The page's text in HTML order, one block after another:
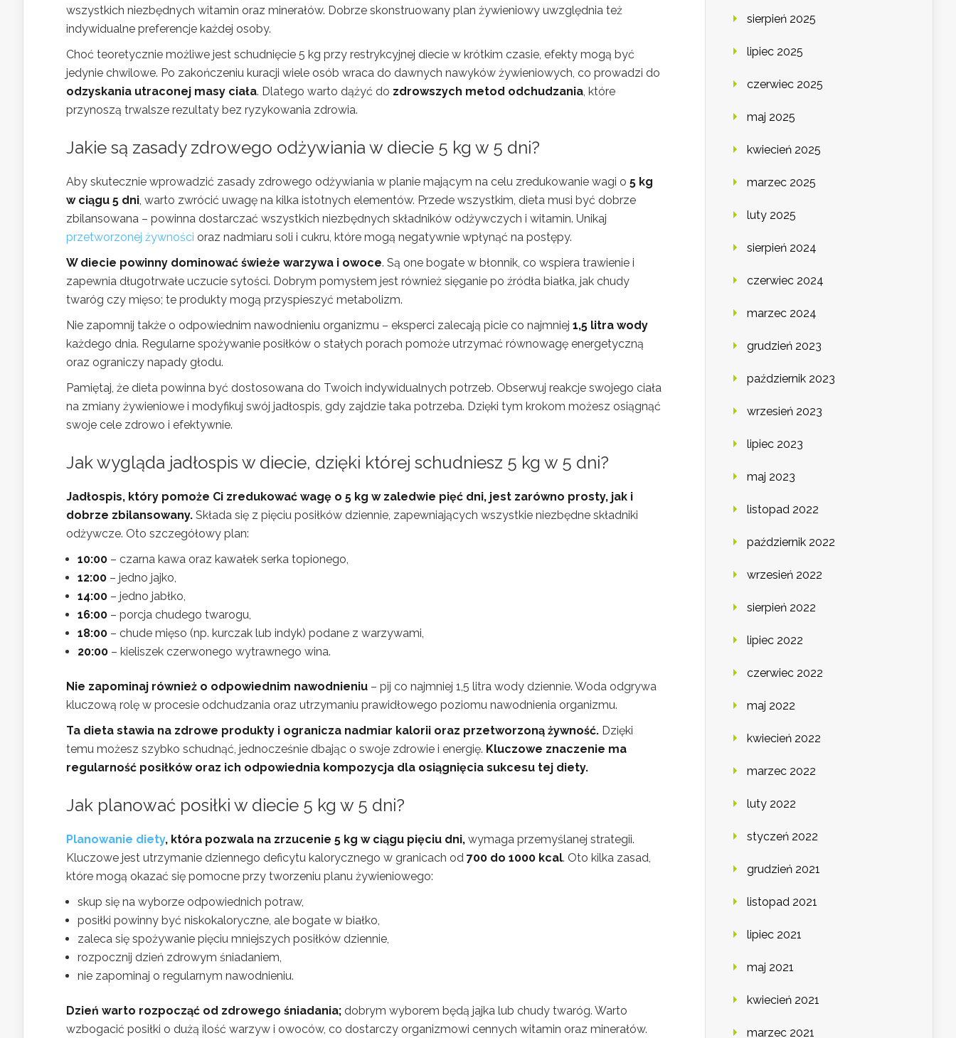
wszystkich niezbędnych witamin oraz minerałów. Dobrze skonstruowany plan żywieniowy uwzględnia też
indywidualne preferencje każdej osoby.
Choć teoretycznie możliwe jest schudnięcie 5 kg przy restrykcyjnej diecie w krótkim czasie, efekty mogą być
jedynie chwilowe. Po zakończeniu kuracji wiele osób wraca do dawnych nawyków żywieniowych, co prowadzi do
odzyskania utraconej masy ciała. Dlatego warto dążyć do zdrowszych metod odchudzania, które
przynoszą trwalsze rezultaty bez ryzykowania zdrowia.
Jakie są zasady zdrowego odżywiania w diecie 5 kg w 5 dni?
Aby skutecznie wprowadzić zasady zdrowego odżywiania w planie mającym na celu zredukowanie wagi o 5 kg
w ciągu 5 dni, warto zwrócić uwagę na kilka istotnych elementów. Przede wszystkim, dieta musi być dobrze
zbilansowana – powinna dostarczać wszystkich niezbędnych składników odżywczych i witamin. Unikaj
przetworzonej żywności oraz nadmiaru soli i cukru, które mogą negatywnie wpłynąć na postępy.
W diecie powinny dominować świeże warzywa i owoce. Są one bogate w błonnik, co wspiera trawienie i
zapewnia długotrwałe uczucie sytości. Dobrym pomysłem jest również sięganie po źródła białka, jak chudy
twaróg czy mięso; te produkty mogą przyspieszyć metabolizm.
Nie zapomnij także o odpowiednim nawodnieniu organizmu – eksperci zalecają picie co najmniej 1,5 litra wody
każdego dnia. Regularne spożywanie posiłków o stałych porach pomoże utrzymać równowagę energetyczną
oraz ograniczy napady głodu.
Pamiętaj, że dieta powinna być dostosowana do Twoich indywidualnych potrzeb. Obserwuj reakcje swojego ciała
na zmiany żywieniowe i modyfikuj swój jadłospis, gdy zajdzie taka potrzeba. Dzięki tym krokom możesz osiągnąć
swoje cele zdrowo i efektywnie.
Jak wygląda jadłospis w diecie, dzięki której schudniesz 5 kg w 5 dni?
Jadłospis, który pomoże Ci zredukować wagę o 5 kg w zaledwie pięć dni, jest zarówno prosty, jak i
dobrze zbilansowany. Składa się z pięciu posiłków dziennie, zapewniających wszystkie niezbędne składniki
odżywcze. Oto szczegółowy plan:
10:00 – czarna kawa oraz kawałek serka topionego,
12:00 – jedno jajko,
14:00 – jedno jabłko,
16:00 – porcja chudego twarogu,
18:00 – chude mięso (np. kurczak lub indyk) podane z warzywami,
20:00 – kieliszek czerwonego wytrawnego wina.
Nie zapominaj również o odpowiednim nawodnieniu – pij co najmniej 1,5 litra wody dziennie. Woda odgrywa
kluczową rolę w procesie odchudzania oraz utrzymaniu prawidłowego poziomu nawodnienia organizmu.
Ta dieta stawia na zdrowe produkty i ogranicza nadmiar kalorii oraz przetworzoną żywność. Dzięki
temu możesz szybko schudnąć, jednocześnie dbając o swoje zdrowie i energię. Kluczowe znaczenie ma
regularność posiłków oraz ich odpowiednia kompozycja dla osiągnięcia sukcesu tej diety.
Jak planować posiłki w diecie 5 kg w 5 dni?
Planowanie diety, która pozwala na zrzucenie 5 kg w ciągu pięciu dni, wymaga przemyślanej strategii.
Kluczowe jest utrzymanie dziennego deficytu kalorycznego w granicach od 700 do 1000 kcal. Oto kilka zasad,
które mogą okazać się pomocne przy tworzeniu planu żywieniowego:
skup się na wyborze odpowiednich potraw,
posiłki powinny być niskokaloryczne, ale bogate w białko,
zaleca się spożywanie pięciu mniejszych posiłków dziennie,
rozpocznij dzień zdrowym śniadaniem,
nie zapominaj o regularnym nawodnieniu.
Dzień warto rozpocząć od zdrowego śniadania; dobrym wyborem będą jajka lub chudy twaróg. Warto
wzbogacić posiłki o dużą ilość warzyw i owoców, co dostarczy organizmowi cennych witamin oraz minerałów.
sierpień 2025
lipiec 2025
czerwiec 2025
maj 2025
kwiecień 2025
marzec 2025
luty 2025
sierpień 2024
czerwiec 2024
marzec 2024
grudzień 2023
październik 2023
wrzesień 2023
lipiec 2023
maj 2023
listopad 2022
październik 2022
wrzesień 2022
sierpień 2022
lipiec 2022
czerwiec 2022
maj 2022
kwiecień 2022
marzec 2022
luty 2022
styczeń 2022
grudzień 2021
listopad 2021
lipiec 2021
maj 2021
kwiecień 2021
marzec 2021